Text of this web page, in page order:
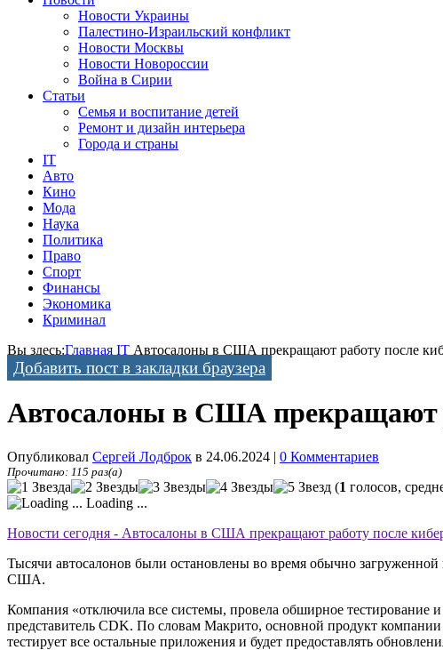
Новости Украины
Палестино-Израильский конфликт
Новости Москвы
Новости Новороссии
Война в Сирии
Статьи
Семья и воспитание детей
Ремонт и дизайн интерьера
Города и страны
IT
Авто
Кино
Мода
Наука
Политика
Право
Спорт
Финансы
Экономика
Криминал
Вы здесь:Главная IT Автосалоны в США прекращают работу после
Добавить пост в закладки браузера
Автосалоны в США прекращают
Опубликовал Сергей Лодброк в 24.06.2024 | 0 Комментариев
Прочитано: 115 раз(а)
(1 голосов,
Loading ...
Новости сегодня - Автосалоны в США прекращают работу после
Тысячи автосалонов были остановлены во время обычно
США.
Компания «отключила все системы, провела обширное
представитель CDK. По словам Макрито, основной продукт
тестирует все остальные приложения и будет предоставлять